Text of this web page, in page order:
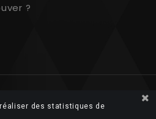
?
des statistiques de